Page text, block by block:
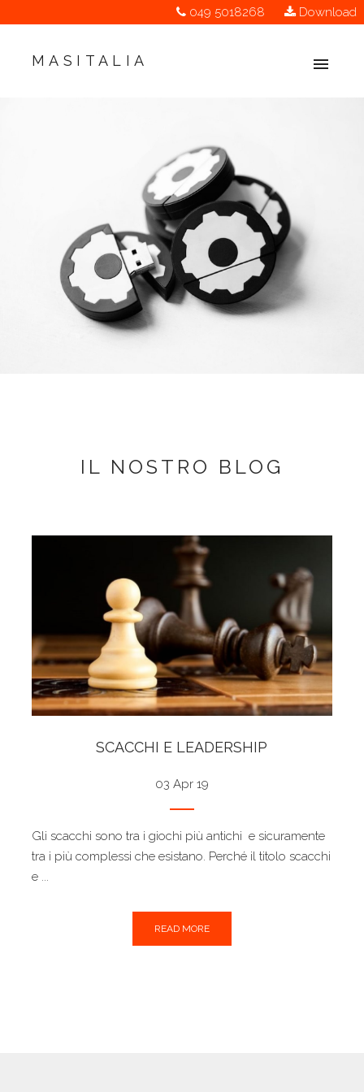
049 5018268 Download
MASITALIA
IL NOSTRO BLOG
SCACCHI E LEADERSHIP
03 Apr 19
Gli scacchi sono tra i giochi più antichi e sicuramente
tra i più complessi che esistano. Perché il titolo scacchi
e ...
READ MORE